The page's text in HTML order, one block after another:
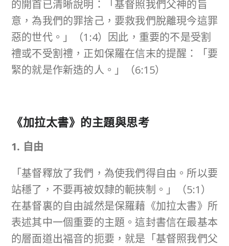
的開首已清晰說明：「基督照我們父神的旨
意，為我們的罪捨己，要救我們脫離現今這罪
惡的世代。」（1:4）因此，重要的不是受割
禮或不受割禮，正如保羅在信末的提醒：「要
緊的就是作新造的人。」（6:15）
《加拉太書》的主題與思考
1. 自由
「基督釋放了我們，為使我們得自由。所以要
站穩了，不要再被奴隸的軛挾制。」（5:1）
在基督裏的自由誠然是保羅藉《加拉太書》所
表述其中一個重要的主題。這封書信在最基本
的層面道出福音的扼要，就是「基督照我們父